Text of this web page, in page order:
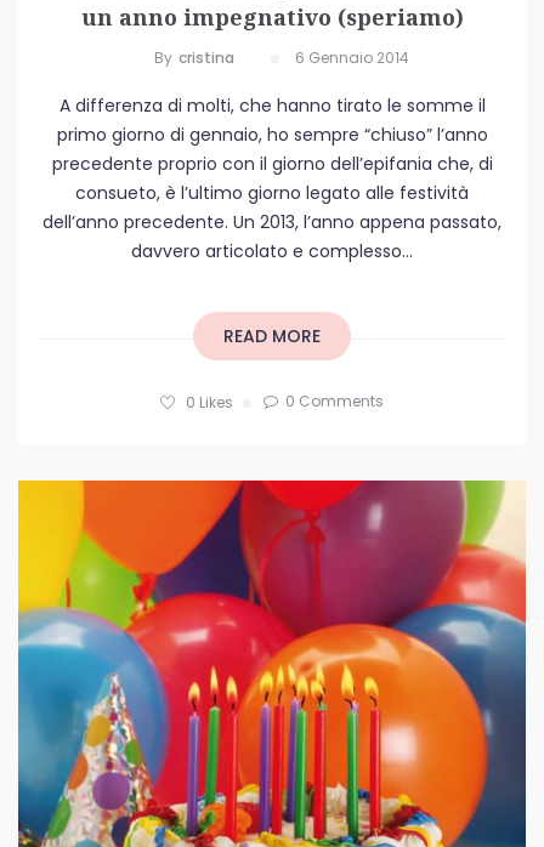
un anno impegnativo (speriamo)
By Cristina 6 Gennaio 2014
A differenza di molti, che hanno tirato le somme il
primo giorno di gennaio, ho sempre “chiuso” l’anno
precedente proprio con il giorno dell’epifania che, di
consueto, è l’ultimo giorno legato alle festività
dell’anno precedente. Un 2013, l’anno appena passato,
davvero articolato e complesso...
READ MORE
0 Likes 0 Comments